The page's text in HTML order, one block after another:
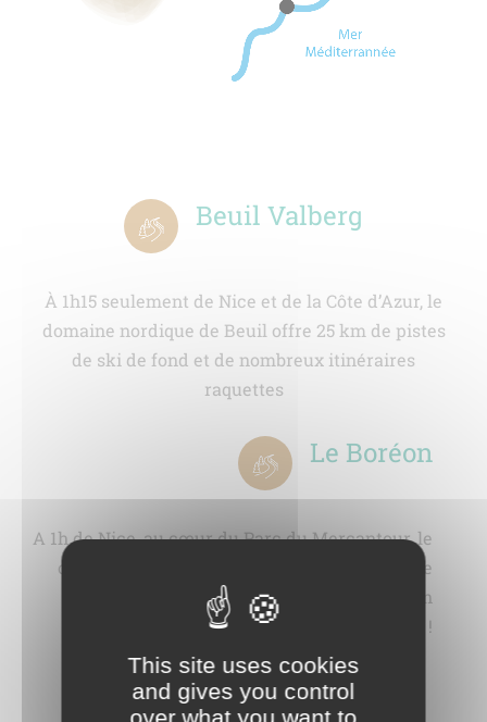
Beuil Valberg
À 1h15 seulement de Nice et de la Côte d’Azur, le
domaine nordique de Beuil offre 25 km de pistes
de ski de fond et de nombreux itinéraires
raquettes
Le Boréon
A 1h de Nice, au cœur du Parc du Mercantour, le
centre nordique du Boréon vous propose une
vingtaine de kilomètres de glisse et bien
d'autres activités !
This site uses cookies
and gives you control